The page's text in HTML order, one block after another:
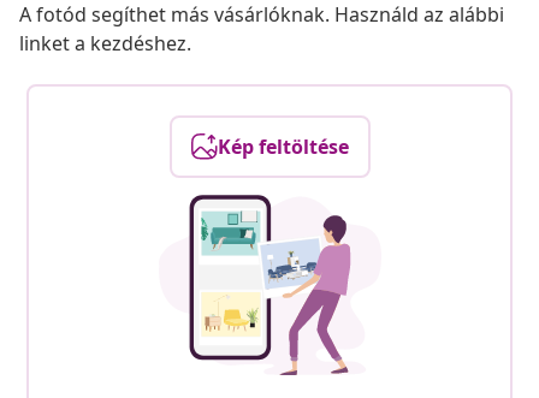
A fotód segíthet más vásárlóknak. Használd az alábbi
linket a kezdéshez.
Kép feltöltése